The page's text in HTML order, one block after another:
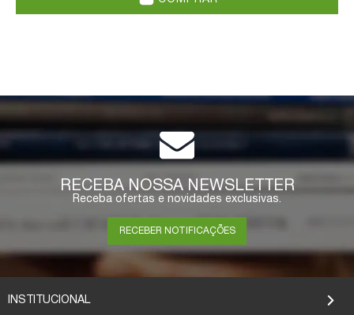
RECEBA NOSSA NEWSLETTER
Receba ofertas e novidades exclusivas.
RECEBER NOTIFICAÇÕES
INSTITUCIONAL